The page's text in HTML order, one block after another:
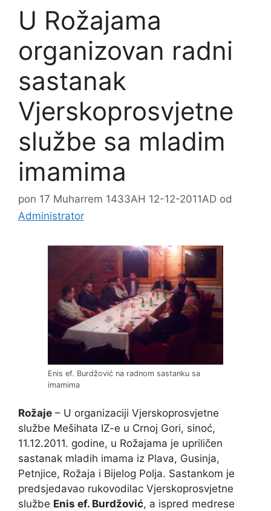
U Rožajama
organizovan radni
sastanak
Vjerskoprosvjetne
službe sa mladim
imamima
pon 17 Muharrem 1433AH 12-12-2011AD od
Administrator
Enis ef. Burdžović na radnom sastanku sa
imamima
Rožaje – U organizaciji Vjerskoprosvjetne
službe Mešihata IZ-e u Crnoj Gori, sinoć,
11.12.2011. godine, u Rožajama je upriličen
sastanak mladih imama iz Plava, Gusinja,
Petnjice, Rožaja i Bijelog Polja. Sastankom je
predsjedavao rukovodilac Vjerskoprosvjetne
službe Enis ef. Burdžović, a ispred medrese